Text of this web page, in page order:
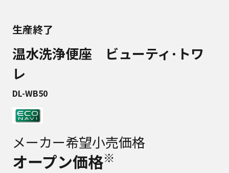
生産終了
温水洗浄便座 ビューティ･トワ
レ
DL-WB50
メーカー希望小売価格
オープン価格※